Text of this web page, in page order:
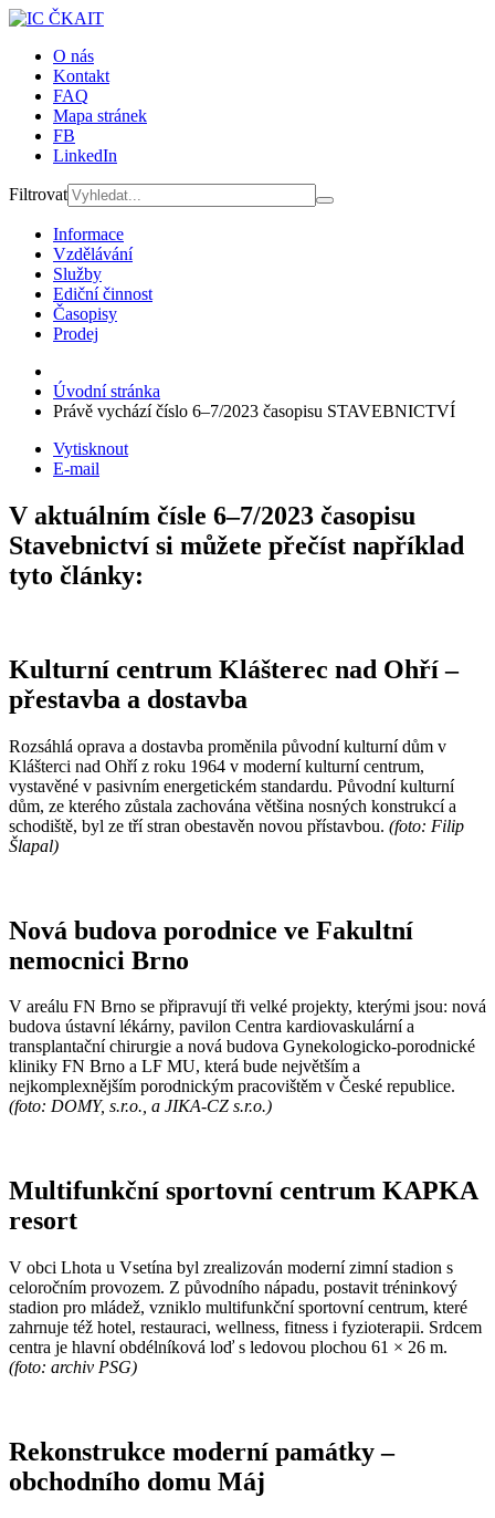
O nás
Kontakt
FAQ
Mapa stránek
FB
LinkedIn
Filtrovat
Informace
Vzdělávání
Služby
Ediční činnost
Časopisy
Prodej
Úvodní stránka
Právě vychází číslo 6–7/2023 časopisu STAVEBNICTVÍ
Vytisknout
E-mail
V aktuálním čísle 6–7/2023 časopisu
Stavebnictví si můžete přečíst například
tyto články:
Kulturní centrum Klášterec nad Ohří –
přestavba a dostavba
Rozsáhlá oprava a dostavba proměnila původní kulturní dům v
Klášterci nad Ohří z roku 1964 v moderní kulturní centrum,
vystavěné v pasivním energetickém standardu. Původní kulturní
dům, ze kterého zůstala zachována většina nosných konstrukcí a
schodiště, byl ze tří stran obestavěn novou přístavbou. (foto: Filip
Šlapal)
Nová budova porodnice ve Fakultní
nemocnici Brno
V areálu FN Brno se připravují tři velké projekty, kterými jsou: nová
budova ústavní lékárny, pavilon Centra kardiovaskulární a
transplantační chirurgie a nová budova Gynekologicko-porodnické
kliniky FN Brno a LF MU, která bude největším a
nejkomplexnějším porodnickým pracovištěm v České republice.
(foto: DOMY, s.r.o., a JIKA-CZ s.r.o.)
Multifunkční sportovní centrum KAPKA
resort
V obci Lhota u Vsetína byl zrealizován moderní zimní stadion s
celoročním provozem. Z původního nápadu, postavit tréninkový
stadion pro mládež, vzniklo multifunkční sportovní centrum, které
zahrnuje též hotel, restauraci, wellness, fitness i fyzioterapii. Srdcem
centra je hlavní obdélníková loď s ledovou plochou 61 × 26 m.
(foto: archiv PSG)
Rekonstrukce moderní památky –
obchodního domu Máj